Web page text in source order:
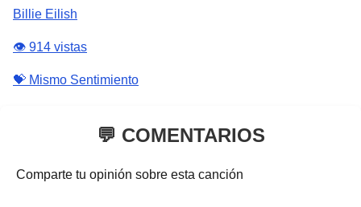
Billie Eilish
👁️ 914 vistas
💝 Mismo Sentimiento
💬 COMENTARIOS
Comparte tu opinión sobre esta canción